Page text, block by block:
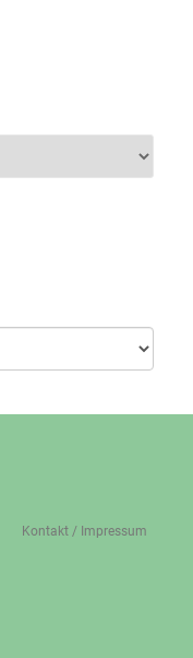
Kontakt / Impressum